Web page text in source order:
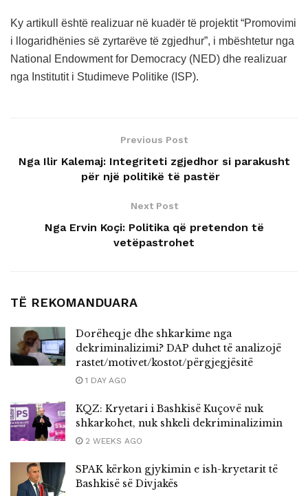
Ky artikull është realizuar në kuadër të projektit “Promovimi
i llogaridhënies së zyrtarëve të zgjedhur”, i mbështetur nga
National Endowment for Democracy (NED) dhe realizuar
nga Institutit i Studimeve Politike (ISP).
Previous Post
Nga Ilir Kalemaj: Integriteti zgjedhor si parakusht
për një politikë të pastër
Next Post
Nga Ervin Koçi: Politika që pretendon të
vetëpastrohet
TË REKOMANDUARA
Dorëheqje dhe shkarkime nga
dekriminalizimi? DAP duhet të analizojë
rastet/motivet/kostot/përgjegjësitë
1 DAY AGO
KQZ: Kryetari i Bashkisë Kuçovë nuk
shkarkohet, nuk shkeli dekriminalizimin
2 WEEKS AGO
SPAK kërkon gjykimin e ish-kryetarit të
Bashkisë së Divjakës